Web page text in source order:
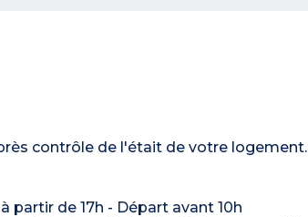
contrôle de l'était de votre logement.
partir de 17h - Départ avant 10h